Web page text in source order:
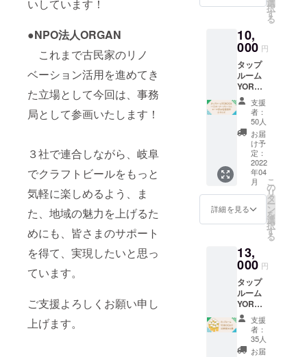
いしています！
●NPO法人ORGAN
これまで古民家のリノ
ベーション活用を進めてき
た立場として今回は、事務
局として参画いたします！
３社で連合しながら、岐阜
でクラフトビールをもっと
気軽に楽しめるよう、ま
た、地域の魅力を上げるた
めにも、皆さまのサポート
を得て、実現したいと思っ
ています。
ご支援よろしくお願い申し
上げます。
3月31日
す。
いま
す！！
※開店後
のタッ
プルー
ム
YOROC
Aは、週
末を中
心とし
てオー
プンの
予定で
す。
オープ
ン日は
webサ
ます。
※ご利用
可能な
期間
は、
2023年
3月31日
までで
す。
ファン
グとイ
ベント
限定の
瓶ビー
ルを4種
類、各1
本づつ
心をこ
めてお
届けい
たしま
す おつ
まみに
は大人
気あゆ
ピーを
一袋詰
フト
ビール
を香ば
しいあ
ゆビー
と共に
お楽し
みくだ
さい！
※ビール
択
す
る
10,
000 円
タップ
ルーム
YOROC
A一口
オー
ナープ
レート
にロー
マ字お
名前刻
印 小
サイズ
タップ
ルーム
に飾ら
れる
ナープ
レート
にお名
前を刻
み込み
ます
タップ
ルーム
YOROC
Aの続く
支援
者：
50人
お届
け予
定：
2022
年04
月
詳細を見る
こ
の
リ
タ
ー
ン
を
選
択
す
る
13,
000 円
タップ
ルーム
YOROC
Aで10
杯飲め
る券
タップ
支援
者：
35人
お届